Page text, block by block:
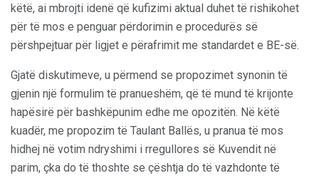
këtë, ai mbrojti idenë që kufizimi aktual duhet të rishikohet
për të mos e penguar përdorimin e procedurës së
përshpejtuar për ligjet e përafrimit me standardet e BE-së.
Gjatë diskutimeve, u përmend se propozimet synonin të
gjenin një formulim të pranueshëm, që të mund të krijonte
hapësirë për bashkëpunim edhe me opozitën. Në këtë
kuadër, me propozim të Taulant Ballës, u pranua të mos
hidhej në votim ndryshimi i rregullores së Kuvendit në
parim, çka do të thoshte se çështja do të vazhdonte të